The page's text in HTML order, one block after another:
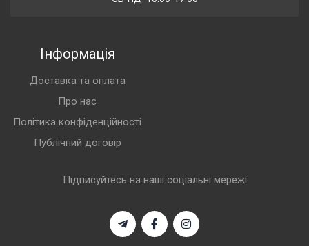
Інформація
Доставка та оплата
Про нас
Політика конфіденційності
Публічний договір
Підписуйтесь на наші соціальні мережі